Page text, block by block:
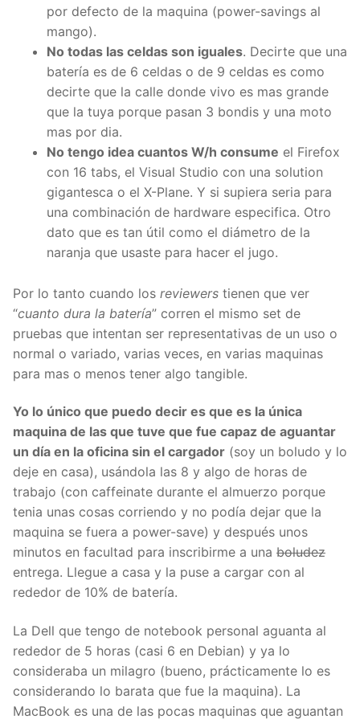
por defecto de la maquina (power-savings al
mango).
No todas las celdas son iguales. Decirte que una
batería es de 6 celdas o de 9 celdas es como
decirte que la calle donde vivo es mas grande
que la tuya porque pasan 3 bondis y una moto
mas por dia.
No tengo idea cuantos W/h consume el Firefox
con 16 tabs, el Visual Studio con una solution
gigantesca o el X-Plane. Y si supiera seria para
una combinación de hardware especifica. Otro
dato que es tan útil como el diámetro de la
naranja que usaste para hacer el jugo.
Por lo tanto cuando los reviewers tienen que ver
“cuanto dura la batería” corren el mismo set de
pruebas que intentan ser representativas de un uso o
normal o variado, varias veces, en varias maquinas
para mas o menos tener algo tangible.
Yo lo único que puedo decir es que es la única
maquina de las que tuve que fue capaz de aguantar
un día en la oficina sin el cargador (soy un boludo y lo
deje en casa), usándola las 8 y algo de horas de
trabajo (con caffeinate durante el almuerzo porque
tenia unas cosas corriendo y no podía dejar que la
maquina se fuera a power-save) y después unos
minutos en facultad para inscribirme a una boludez
entrega. Llegue a casa y la puse a cargar con al
rededor de 10% de batería.
La Dell que tengo de notebook personal aguanta al
rededor de 5 horas (casi 6 en Debian) y ya lo
consideraba un milagro (bueno, prácticamente lo es
considerando lo barata que fue la maquina). La
MacBook es una de las pocas maquinas que aguantan